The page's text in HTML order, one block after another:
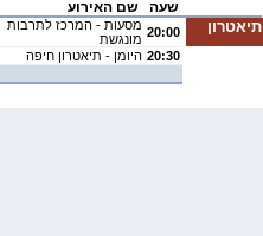
שם האירוע שעה
מסעות - המרכז לתרבות
מונגשת 20:00 תיאטרון
היומן - תיאטרון חיפה 20:30